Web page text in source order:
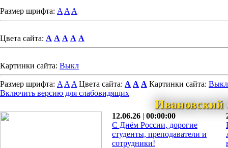
Размер шрифта: A A A
Цвета сайта: A A A A A
Картинки сайта: Выкл
Размер шрифта: A A A Цвета сайта: A A A Картинки сайта: Выкл
Включить версию для слабовидящих
12.06.26 | 00:00:00
С Днём России, дорогие
студенты, преподаватели и
сотрудники!